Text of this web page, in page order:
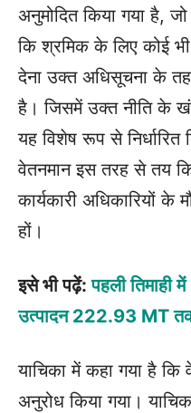
अनुमोदित किया गया है,
कि श्रमिक के लिए कोई
देना उक्त अधिसूचना के
है। जिसमें उक्त नीति
यह विशेष रूप से निर्धारित
वेतनमान इस तरह से तय
कार्यकारी अधिकारियों
हों।
इसे भी पढ़ें:पहली तिमाही
उत्पादन 222.93 MT
याचिका में कहा गया है
अनुरोध किया गया।